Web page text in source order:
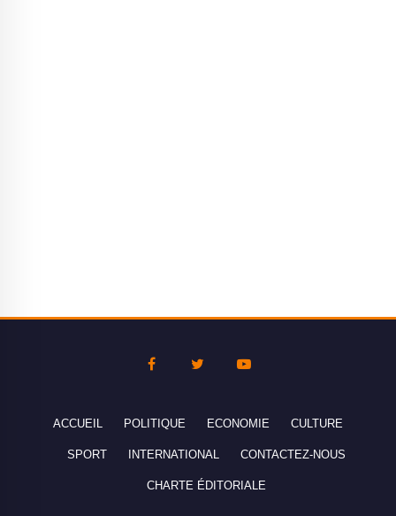
ACCUEIL POLITIQUE ECONOMIE CULTURE
SPORT INTERNATIONAL CONTACTEZ-NOUS
CHARTE ÉDITORIALE